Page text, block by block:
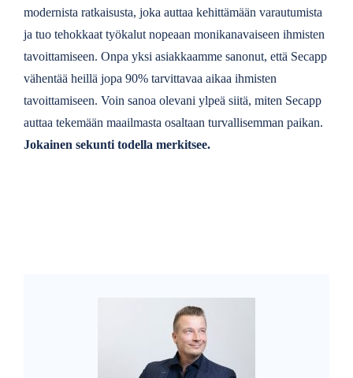
modernista ratkaisusta, joka auttaa kehittämään varautumista
ja tuo tehokkaat työkalut nopeaan monikanavaiseen ihmisten
tavoittamiseen. Onpa yksi asiakkaamme sanonut, että Secapp
vähentää heillä jopa 90% tarvittavaa aikaa ihmisten
tavoittamiseen. Voin sanoa olevani ylpeä siitä, miten Secapp
auttaa tekemään maailmasta osaltaan turvallisemman paikan.
Jokainen sekunti todella merkitsee.